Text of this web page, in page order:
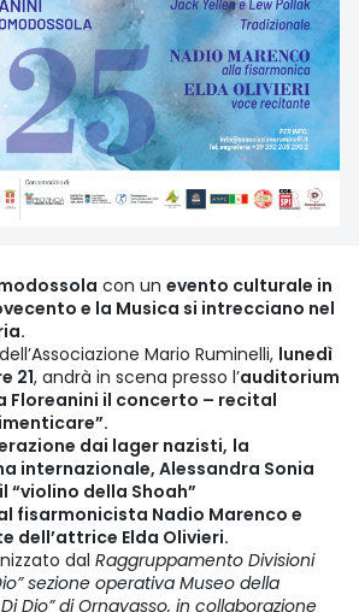
con un evento culturale in
e la Musica si intrecciano nel
Mario Ruminelli, lunedì
21, andrà in scena presso l’auditorium
Floreanini il concerto – recital
dai lager nazisti, la
internazionale, Alessandra Sonia
“violino della Shoah”
fisarmonicista Nadio Marenco e
dell’attrice Elda Olivieri.
dal Raggruppamento Divisioni
sezione operativa Museo della
Dio” di Ornavasso, in collaborazione